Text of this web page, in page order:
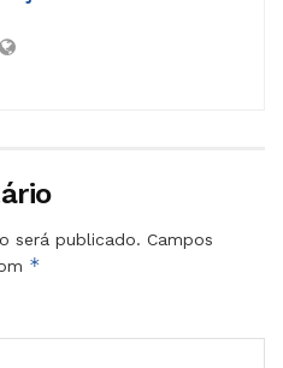
será publicado. Campos
*